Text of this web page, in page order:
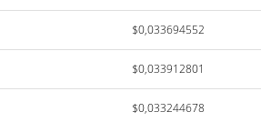
$0,033694552
$0,033912801
$0,033244678